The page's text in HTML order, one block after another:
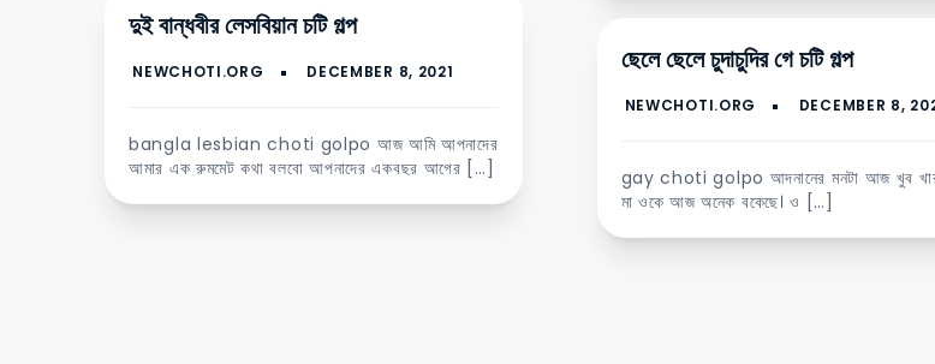
দুই বান্ধবীর লেসবিয়ান চটি গল্প
bangla lesbian choti golpo আজ আমি আপনাদের
আমার এক রুমমেট কথা বলবো আপনাদের একবছর আগের […]
ছেলে ছেলে চুদাচুদির গে চটি গল্প
gay choti golpo আদনানের মনটা আজ খুব
মা ওকে আজ অনেক বকেছে। ও […]